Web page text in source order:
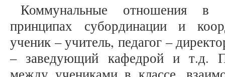
Коммунальные отношения в
принципах субординации и
ученик – учитель, педагог –
– заведующий кафедрой и т.д.